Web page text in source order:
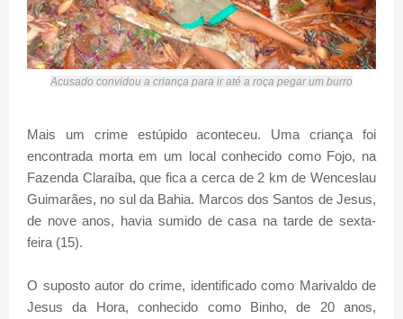
Acusado convidou a criança para ir até a roça pegar um burro
Mais um crime estúpido aconteceu. Uma criança foi
encontrada morta em um local conhecido como Fojo, na
Fazenda Claraíba, que fica a cerca de 2 km de Wenceslau
Guimarães, no sul da Bahia. Marcos dos Santos de Jesus,
de nove anos, havia sumido de casa na tarde de sexta-
feira (15).
O suposto autor do crime, identificado como Marivaldo de
Jesus da Hora, conhecido como Binho, de 20 anos,